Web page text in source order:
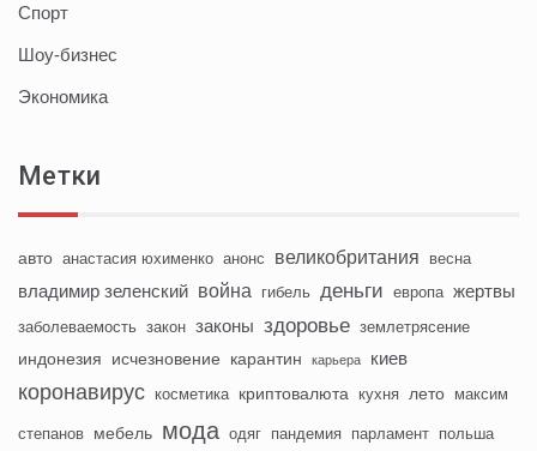
Спорт
Шоу-бизнес
Экономика
Метки
авто анастасия юхименко анонс великобритания весна
владимир зеленский война гибель деньги европа жертвы
заболеваемость закон законы здоровье землетрясение
индонезия исчезновение карантин карьера киев
коронавирус косметика криптовалюта кухня лето максим
степанов мебель мода одяг пандемия парламент польша